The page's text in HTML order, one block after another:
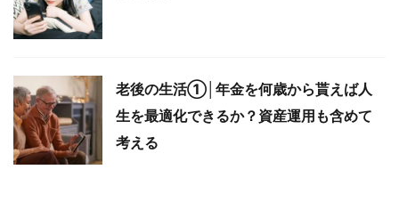
老後の生活①│年金を何歳から貰えば人
生を最適化できるか？資産運用も含めて
考える